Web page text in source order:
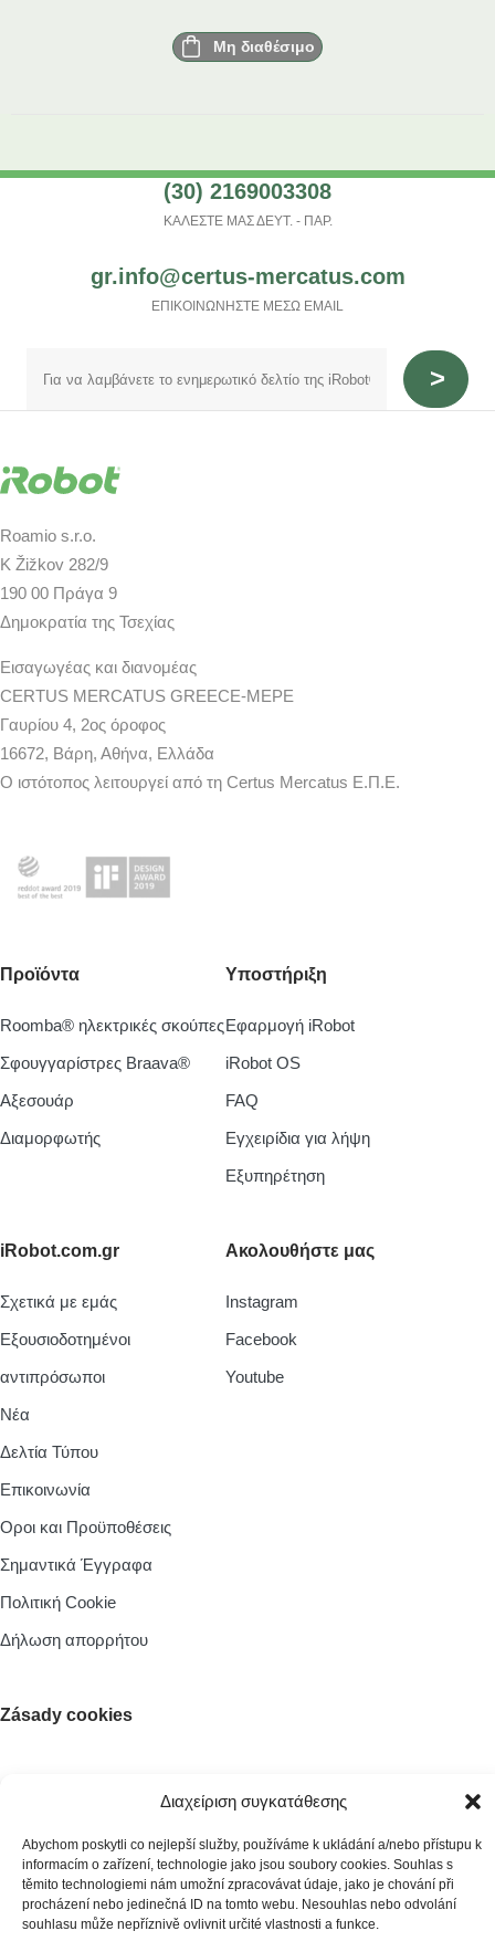
Διαχείριση συγκατάθεσης
Abychom poskytli co nejlepší služby, používáme k ukládání a/nebo přístupu k
informacím o zařízení, technologie jako jsou soubory cookies. Souhlas s
těmito technologiemi nám umožní zpracovávat údaje, jako je chování při
procházení nebo jedinečná ID na tomto webu. Nesouhlas nebo odvolání
souhlasu může nepříznivě ovlivnit určité vlastnosti a funkce.
Μη διαθέσιμο
(30) 2169003308
ΚΑΛΕΣΤΕ ΜΑΣ ΔΕΥΤ. - ΠΑΡ.
gr.info@certus-mercatus.com
ΕΠΙΚΟΙΝΩΝΗΣΤΕ ΜΕΣΩ EMAIL
Roamio s.r.o.
K Žižkov 282/9
190 00 Πράγα 9
Δημοκρατία της Τσεχίας
Εισαγωγέας και διανομέας
CERTUS MERCATUS GREECE-MEPE
Γαυρίου 4, 2ος όροφος
16672, Βάρη, Αθήνα, Ελλάδα
Ο ιστότοπος λειτουργεί από τη Certus Mercatus Ε.Π.Ε.
Προϊόντα
Roomba® ηλεκτρικές σκούπες
Σφουγγαρίστρες Braava®
Aξεσουάρ
Διαμορφωτής
Υποστήριξη
Εφαρμογή iRobot
iRobot OS
FAQ
Εγχειρίδια για λήψη
Εξυπηρέτηση
iRobot.com.gr
Σχετικά με εμάς
Εξουσιοδοτημένοι
αντιπρόσωποι
Νέα
Δελτία Τύπου
Επικοινωνία
Οροι και Προϋποθέσεις
Σημαντικά Έγγραφα
Πολιτική Cookie
Δήλωση απορρήτου
Ακολουθήστε μας
Instagram
Facebook
Youtube
Zásady cookies
Webdesign by
Kennymax Visual Designer
Developed byPragueCoding.cz